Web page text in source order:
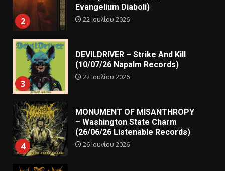
2
Evangelium Diaboli)
22 Ιουλίου 2026
3
DEVILDRIVER – Strike And Kill
(10/07/26 Napalm Records)
22 Ιουλίου 2026
4
MONUMENT OF MISANTHROPY
– Washington State Charm
(26/06/26 Listenable Records)
26 Ιουνίου 2026